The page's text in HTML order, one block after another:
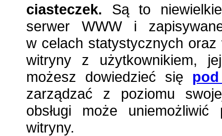
ciasteczek. Są to
serwer WWW i
w celach statystycznych
witryny z użytkownikiem,
możesz dowiedzieć się
zarządzać z poziomu
obsługi może
witryny.